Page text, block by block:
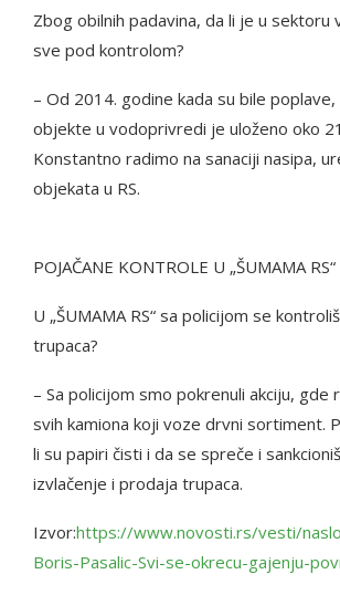
Zbog obilnih padavina, da li je u sektoru
sve pod kontrolom?
– Od 2014. godine kada su bile poplave,
objekte u vodoprivredi je uloženo oko
Konstantno radimo na sanaciji nasipa,
objekata u RS.
POJAČANE KONTROLE U „ŠUMAMA RS“
U „ŠUMAMA RS“ sa policijom se
trupaca?
– Sa policijom smo pokrenuli akciju, gde
svih kamiona koji voze drvni sortiment.
li su papiri čisti i da se spreče i
izvlačenje i prodaja trupaca.
Izvor:https://www.novosti.rs/vesti/
Boris-Pasalic-Svi-se-okrecu-gajenju-